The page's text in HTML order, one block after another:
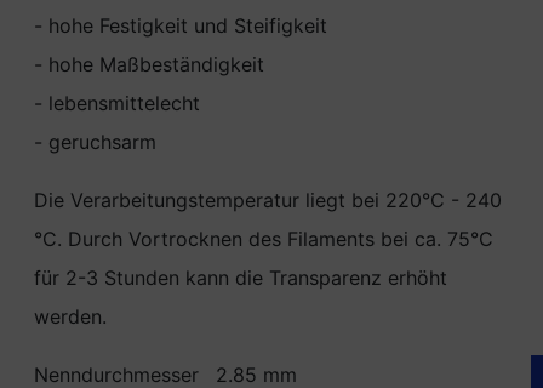
- hohe Festigkeit und Steifigkeit
- hohe Maßbeständigkeit
- lebensmittelecht
- geruchsarm
Die Verarbeitungstemperatur liegt bei 220°C - 240
°C. Durch Vortrocknen des Filaments bei ca. 75°C
für 2-3 Stunden kann die Transparenz erhöht
werden.
Nenndurchmesser
2.85 mm